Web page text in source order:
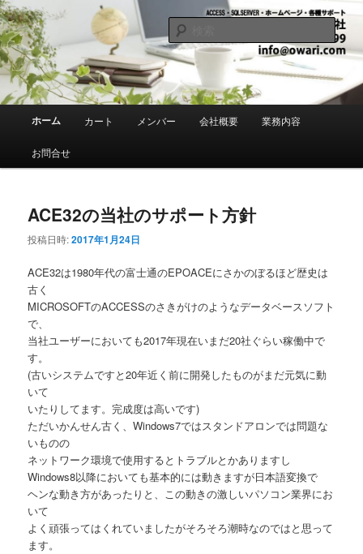
メ
イ
ン
コ
ン
テ
サ
ブ
コ
ン
テ
ン
有限会社パソコンタントウ社
愛知県あま市・MS ACCESS アクセス ・SQLSERVER・システム 開発・ホ
ームページ・各種パソコンサポート
検
索
ホーム カート メンバー 会社概要 業務内容
お問合せ
ACE32の当社のサポート方針
投稿日時:2017年1月24日
ACE32は1980年代の富士通のEPOACEにさかのぼるほど歴史は
古く
MICROSOFTのACCESSのさきがけのようなデータベースソフト
で、
当社ユーザーにおいても2017年現在いまだ20社ぐらい稼働中で
す。
(古いシステムですと20年近く前に開発したものがまだ元気に動
いて
いたりしてます。完成度は高いです)
ただいかんせん古く、Windows7ではスタンドアロンでは問題な
いものの
ネットワーク環境で使用するとトラブルとかありますし
Windows8以降においても基本的には動きますが日本語変換で
ヘンな動き方があったりと、この動きの激しいパソコン業界にお
いて
よく頑張ってはくれていましたがそろそろ潮時なのではと思って
ます。